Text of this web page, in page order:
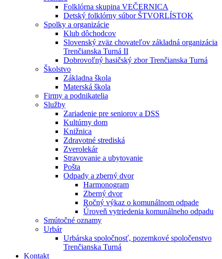
Folklórna skupina VEČERNICA
Detský folklórny súbor ŠTVORLÍSTOK
Spolky a organizácie
Klub dôchodcov
Slovenský zväz chovateľov základná organizácia
Trenčianska Turná II
Dobrovoľný hasičský zbor Trenčianska Turná
Školstvo
Základna škola
Materská škola
Firmy a podnikatelia
Služby
Zariadenie pre seniorov a DSS
Kultúrny dom
Knižnica
Zdravotné strediská
Zverolekár
Stravovanie a ubytovanie
Pošta
Odpady a zberný dvor
Harmonogram
Zberný dvor
Ročný výkaz o komunálnom odpade
Úroveň vytriedenia komunálneho odpadu
Smútočné oznamy
Urbár
Urbárska spoločnosť, pozemkové spoločenstvo
Trenčianska Turná
Kontakt